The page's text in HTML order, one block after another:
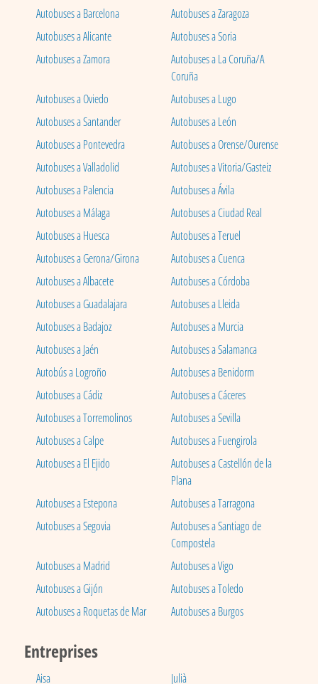
Autobuses a Barcelona
Autobuses a Zaragoza
Autobuses a Alicante
Autobuses a Soria
Autobuses a Zamora
Autobuses a La Coruña/A
Coruña
Autobuses a Oviedo
Autobuses a Lugo
Autobuses a Santander
Autobuses a León
Autobuses a Pontevedra
Autobuses a Orense/Ourense
Autobuses a Valladolid
Autobuses a Vitoria/Gasteiz
Autobuses a Palencia
Autobuses a Ávila
Autobuses a Málaga
Autobuses a Ciudad Real
Autobuses a Huesca
Autobuses a Teruel
Autobuses a Gerona/Girona
Autobuses a Cuenca
Autobuses a Albacete
Autobuses a Córdoba
Autobuses a Guadalajara
Autobuses a Lleida
Autobuses a Badajoz
Autobuses a Murcia
Autobuses a Jaén
Autobuses a Salamanca
Autobús a Logroño
Autobuses a Benidorm
Autobuses a Cádiz
Autobuses a Cáceres
Autobuses a Torremolinos
Autobuses a Sevilla
Autobuses a Calpe
Autobuses a Fuengirola
Autobuses a El Ejido
Autobuses a Castellón de la
Plana
Autobuses a Estepona
Autobuses a Tarragona
Autobuses a Segovia
Autobuses a Santiago de
Compostela
Autobuses a Madrid
Autobuses a Vigo
Autobuses a Gijón
Autobuses a Toledo
Autobuses a Roquetas de Mar
Autobuses a Burgos
Entreprises
Aisa
Julià